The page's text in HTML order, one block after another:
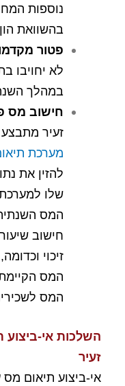
נוספות
בהשוואת
פטור
לא יחויבו
במהלך
חישוב מס
זעיר
מערכת
להזין את
שלו
המס
חישוב
זיכוי
המס
המס
השלכות אי-ביצוע
זעיר